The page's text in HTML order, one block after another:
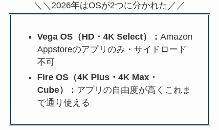
＼＼2026年はOSが2つに分かれた／／
Vega OS（HD・4K Select）： Amazon
Appstoreのアプリのみ・サイドロード
不可
Fire OS（4K Plus・4K Max・
Cube）： アプリの自由度が高くこれま
で通り使える